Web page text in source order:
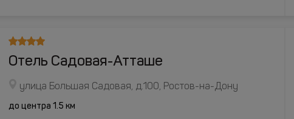
Отель Садовая-Атташе
улица Большая Садовая, д.100, Ростов-на-Дону
до центра 1.5 км